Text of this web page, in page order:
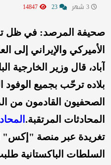
صحيفة المرصد: في ظل
الأميركي والإيراني إلى
آباد، قال وزير الخارجية
بلاده ترحّب بجميع
الصحفيون القادمون من
المحادثات المرتقبة.
تغريدة عبر منصة "إكس"
السلطات الباكستانية